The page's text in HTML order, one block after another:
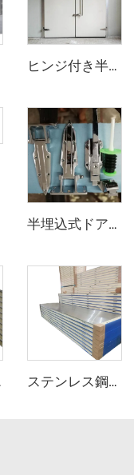
ヒンジ付き半埋め込みドア
半埋込式ドアヒンジとドアオープナー
ル ステンレス鋼PUサンドイッチパネル